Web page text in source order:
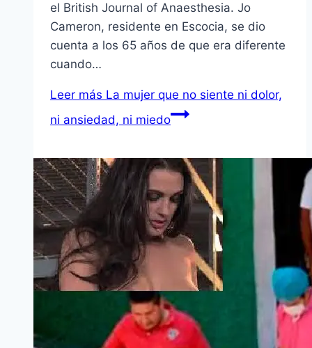
el British Journal of Anaesthesia. Jo
Cameron, residente en Escocia, se dio
cuenta a los 65 años de que era diferente
cuando…
Leer más La mujer que no siente ni dolor,
ni ansiedad, ni miedo